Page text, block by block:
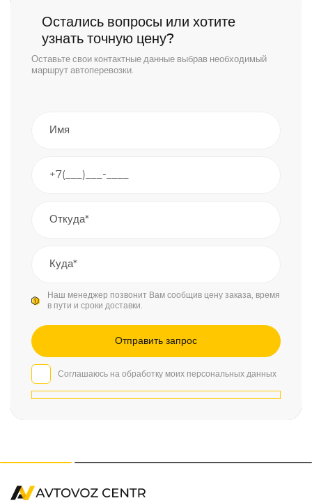
Остались вопросы или хотите
узнать точную цену?
Оставьте свои контактные данные выбрав необходимый
маршрут автоперевозки.
Наш менеджер позвонит Вам сообщив цену заказа, время
в пути и сроки доставки.
Соглашаюсь на обработку моих персональных данных